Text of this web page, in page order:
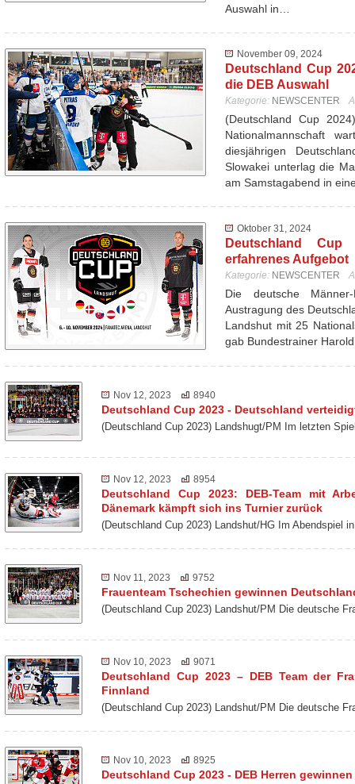
Auswahl in…
November 09, 2024
Deutschland Cup
die DEB Auswahl
Kategorie: NEWSCENTER
(Deutschland Cup
Nationalmannschaft
diesjährigen
Slowakei unterlag die
am Samstagabend in
Oktober 31, 2024
Deutschland
erfahrenes Aufgebot
Kategorie: NEWSCENTER
Die deutsche
Austragung des
Landshut mit 25
gab Bundestrainer
Nov 12, 2023 8940
Deutschland Cup 2023 - Deutschland
(Deutschland Cup 2023) Landshugt/PM Im letzten
Nov 12, 2023 8954
Deutschland Cup 2023: DEB-Team mit
Dänemark kämpft sich ins Turnier zurück
(Deutschland Cup 2023) Landshut/HG Im Abendspiel
Nov 11, 2023 9752
Frauenteam Tschechien gewinnen
(Deutschland Cup 2023) Landshut/PM Die deutsche
Nov 10, 2023 9071
Deutschland Cup 2023 – DEB Team der
Finnland
(Deutschland Cup 2023) Landshut/PM Die deutsche
Nov 10, 2023 8925
Deutschland Cup 2023 - DEB Herren